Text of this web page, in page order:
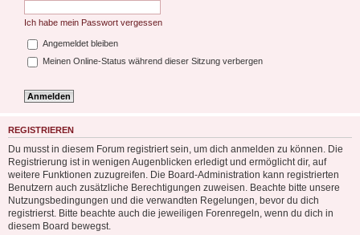
Ich habe mein Passwort vergessen
Angemeldet bleiben
Meinen Online-Status während dieser Sitzung verbergen
REGISTRIEREN
Du musst in diesem Forum registriert sein, um dich anmelden zu können. Die
Registrierung ist in wenigen Augenblicken erledigt und ermöglicht dir, auf
weitere Funktionen zuzugreifen. Die Board-Administration kann registrierten
Benutzern auch zusätzliche Berechtigungen zuweisen. Beachte bitte unsere
Nutzungsbedingungen und die verwandten Regelungen, bevor du dich
registrierst. Bitte beachte auch die jeweiligen Forenregeln, wenn du dich in
diesem Board bewegst.